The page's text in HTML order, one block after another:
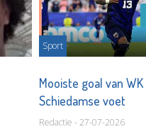
Sport
Mooiste goal van
Schiedamse voet
Redactie - 27-07-2026